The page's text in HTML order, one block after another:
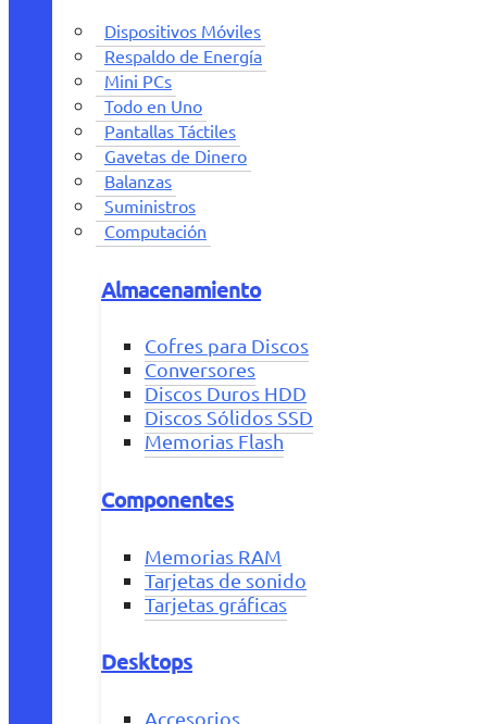
Dispositivos Móviles
Respaldo de Energía
Mini PCs
Todo en Uno
Pantallas Táctiles
Gavetas de Dinero
Balanzas
Suministros
Computación
Almacenamiento
Cofres para Discos
Conversores
Discos Duros HDD
Discos Sólidos SSD
Memorias Flash
Componentes
Memorias RAM
Tarjetas de sonido
Tarjetas gráficas
Desktops
Accesorios